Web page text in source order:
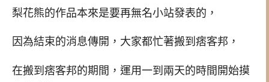
梨花熊的作品本來是要再無名小站發表的，
因為結束的消息傳開，大家都忙著搬到痞客邦，
在搬到痞客邦的期間，運用一到兩天的時間開始摸